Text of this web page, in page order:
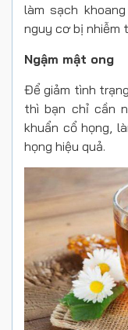
làm sạch
nguy cơ bị nhiễm
Ngậm mật ong
Để giảm tình
thì bạn chỉ cần
khuẩn cổ họng,
họng hiệu quả.